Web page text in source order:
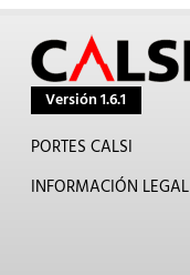
Versión 1.6.1
PORTES CALSI
INFORMACIÓN LEGAL